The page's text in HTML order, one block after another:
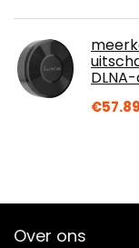
€57.89
Over ons